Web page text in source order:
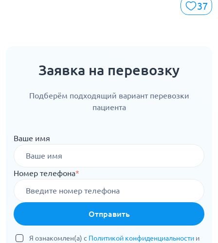
37
Заявка на перевозку
Подберём подходящий вариант перевозки
пациента
Ваше имя
Номер телефона*
Отправить
Я ознакомлен(а) с Политикой конфиденциальности и